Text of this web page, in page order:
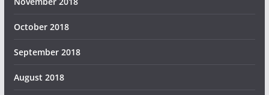
October 2018
September 2018
August 2018